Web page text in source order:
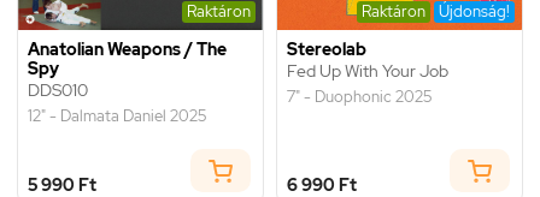
Raktáron
Anatolian Weapons / The
Spy
DDS010
12" - Dalmata Daniel 2025
5 990 Ft
Raktáron Újdonság!
Stereolab
Fed Up With Your Job
7" - Duophonic 2025
6 990 Ft